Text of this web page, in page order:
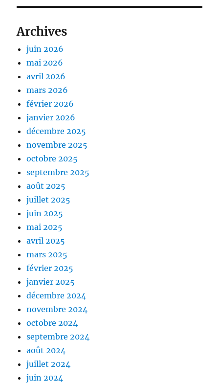
Archives
juin 2026
mai 2026
avril 2026
mars 2026
février 2026
janvier 2026
décembre 2025
novembre 2025
octobre 2025
septembre 2025
août 2025
juillet 2025
juin 2025
mai 2025
avril 2025
mars 2025
février 2025
janvier 2025
décembre 2024
novembre 2024
octobre 2024
septembre 2024
août 2024
juillet 2024
juin 2024